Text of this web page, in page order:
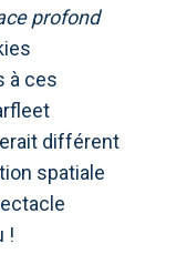
profond
à ces
différent
spatiale
!